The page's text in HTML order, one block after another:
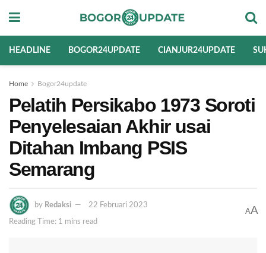
HEADLINE BOGOR24UPDATE CIANJUR24UPDATE
Home Bogor24update
Pelatih Persikabo 1973 Soroti
Penyelesaian Akhir usai
Ditahan Imbang PSIS
Semarang
by Redaksi 22 Februari 2023
Reading Time: 1 mins read
AA